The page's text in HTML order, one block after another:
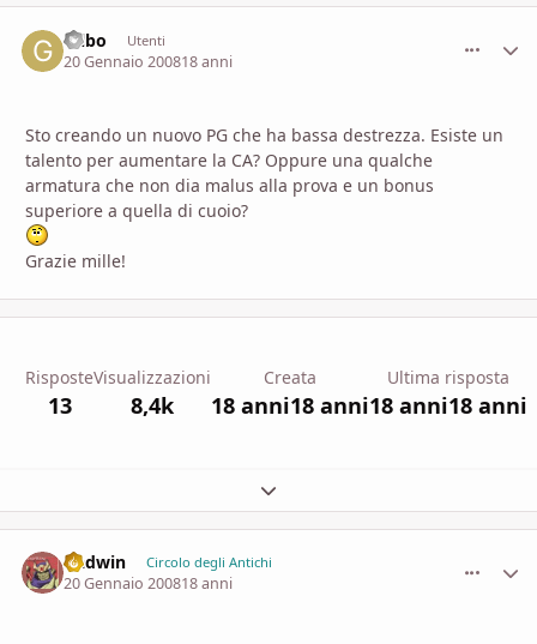
Gilbo Utenti
20 Gennaio 200818 anni
Sto creando un nuovo PG che ha bassa destrezza. Esiste un
talento per aumentare la CA? Oppure una qualche
armatura che non dia malus alla prova e un bonus
superiore a quella di cuoio?
Grazie mille!
Risposte
13
Visualizzazioni
8,4k
Creata
18 anni18 anni
Ultima risposta
18 anni18 anni
Espandi panoramica del topic
Gadwin Circolo degli Antichi
20 Gennaio 200818 anni